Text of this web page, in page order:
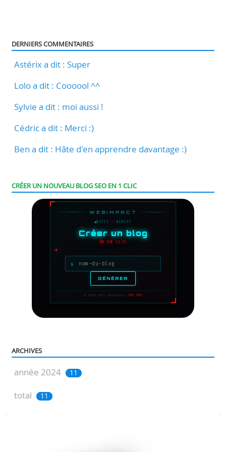
DERNIERS COMMENTAIRES
Astérix a dit : Super
Lolo a dit : Coooool ^^
Sylvie a dit : moi aussi !
Cédric a dit : Merci :)
Ben a dit : Hâte d'en apprendre davantage :)
CRÉER UN NOUVEAU BLOG SEO EN 1 CLIC
ARCHIVES
année 2024 11
total 11